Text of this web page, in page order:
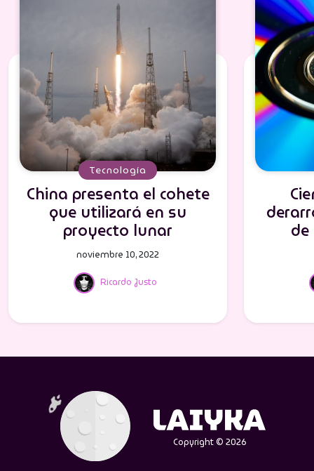
Tecnología
China presenta el cohete
que utilizará en su
proyecto lunar
Ricardo Justo
noviembre 10, 2022
Copyright © 2026